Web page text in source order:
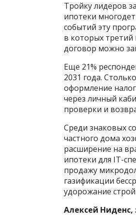
Тройку лидеров
ипотеки
событий эту
в которых
договор можно
Еще 21%
2031 года.
оформление
через личный
проверки и
Среди знаковых
частного дома
расширение на
ипотеки для IT-
продажу
газификации
удорожание
Алексей Ниденс,